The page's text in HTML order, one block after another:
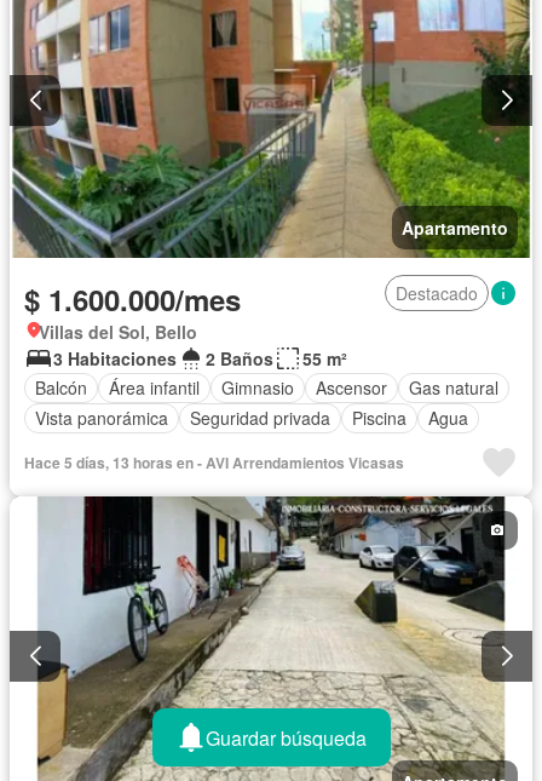
Apartamento
$ 1.600.000/mes
Destacado
Villas del Sol, Bello
3 Habitaciones
2 Baños
55 m²
Balcón
Área infantil Gimnasio Ascensor
Gas natural
Vista panorámica
Seguridad privada Piscina Agua
Hace 5 días, 13 horas en - AVI Arrendamientos Vicasas
Guardar búsqueda